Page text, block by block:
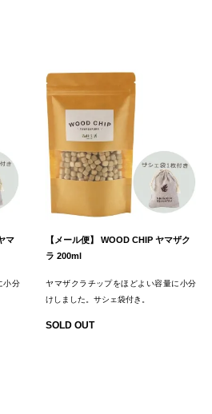
マ
小分
【メール便】 WOOD CHIP ヤマザク
ラ 200ml
ヤマザクラチップをほどよい容量に小分
けしました。サシェ袋付き。
SOLD OUT